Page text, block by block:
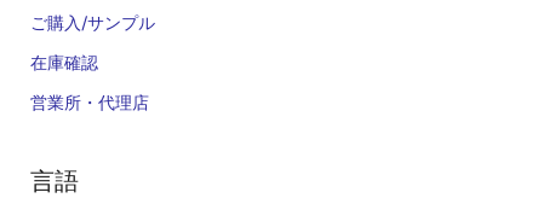
ご購入/サンプル
在庫確認
営業所・代理店
言語